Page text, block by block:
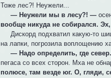
Тоже лес?! Неужели...
— Неужели мы в лесу?! —
вообще никуда не собирался. Эх,
Дискорд подхватил какую-то
на лапки, погрозила воплощению
— Надо определить, где
пегаса со всех сторон. Мха не
полюсе, там везде юг. О, гляди,